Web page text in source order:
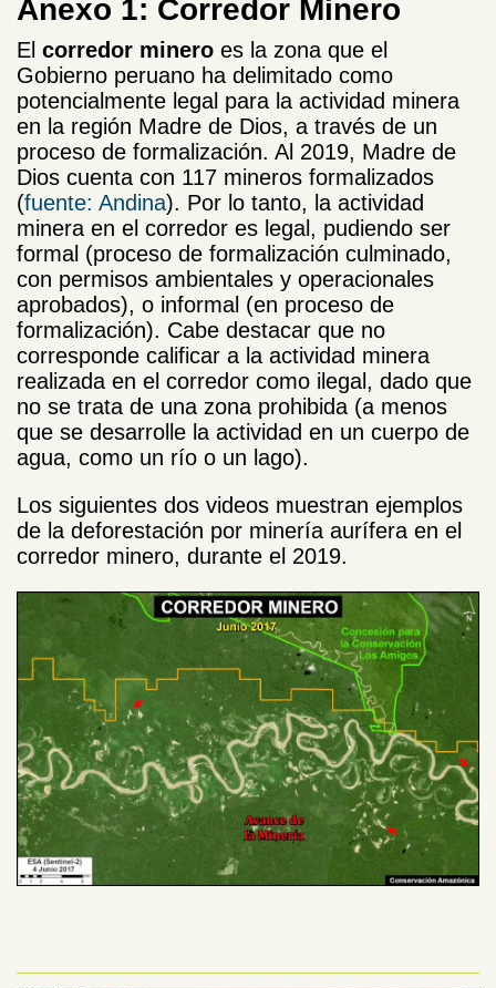
Anexo 1: Corredor Minero
El corredor minero es la zona que el
Gobierno peruano ha delimitado como
potencialmente legal para la actividad minera
en la región Madre de Dios, a través de un
proceso de formalización. Al 2019, Madre de
Dios cuenta con 117 mineros formalizados
(fuente: Andina). Por lo tanto, la actividad
minera en el corredor es legal, pudiendo ser
formal (proceso de formalización culminado,
con permisos ambientales y operacionales
aprobados), o informal (en proceso de
formalización). Cabe destacar que no
corresponde calificar a la actividad minera
realizada en el corredor como ilegal, dado que
no se trata de una zona prohibida (a menos
que se desarrolle la actividad en un cuerpo de
agua, como un río o un lago).
Los siguientes dos videos muestran ejemplos
de la deforestación por minería aurífera en el
corredor minero, durante el 2019.